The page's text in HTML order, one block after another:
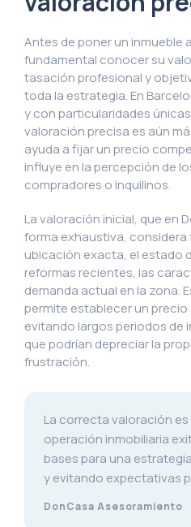
Antes de poner un inmueble
fundamental conocer su
tasación profesional y
toda la estrategia. En
y con particularidades
valoración precisa es aún
ayuda a fijar un precio
influye en la percepción de
compradores o inquilinos.
La valoración inicial, que en
forma exhaustiva,
ubicación exacta, el estado
reformas recientes, las
demanda actual en la zona.
permite establecer un precio
evitando largos periodos de
que podrían depreciar la
frustración.
La correcta valoración es
operación inmobiliaria
bases para una
y evitando expectativas
DonCasa Asesoramiento